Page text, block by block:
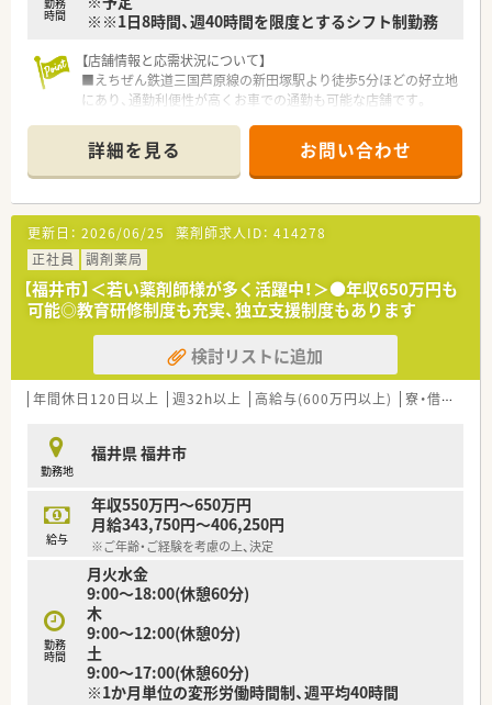
時間
※※1日8時間、週40時間を限度とするシフト制勤務
【店舗情報と応需状況について】
■えちぜん鉄道三国芦原線の新田塚駅より徒歩5分ほどの好立地
にあり、通勤利便性が高くお車での通勤も可能な店舗です。
目を応需しており、1日あたりの処方箋は150枚から200枚程度
です。
■薬剤師は5名から6名、事務員も数名が在籍する厚い人員体制
を整えており、協力し合いながら在宅業務にも取り組んでおりま
す。
【募集背景と求める人物像について】
■新規開局に伴う体制強化のための増員募集となっており、新し
い環境で心機一転スタートしたい方を急募しております。
■周囲と円滑に連携が取れる協調性のある方を求めており、30
代までの方であれば調剤未経験からの挑戦も積極的に歓迎しま
■地域医療に貢献したいという意欲をお持ちであれば、経験の浅
い方やブランクがある方もまずは相談ください。
■福井県内に12店舗を展開する県内最大級の地場チェーンであ
群です。
■「安らぎのある空間づくり」をテーマに店舗設計を行ってお
り、最新設備への投資を惜しまず薬剤師の働きやすさを追求して
います。
■高度薬学管理機能やICT活用に注力しており、福井県下で腰を
据えて長く働きたい薬剤師の方に最適なキャリアを提供してい
ます。
【勤務実態について】
■残業時間は月平均で10時間前後と比較的少なく、17時30分ま
での開局時間のため、お仕事後の時間も充実させることが可能で
詳細を見る お問い合わせ
更新日： 2026/06/25 薬剤師求人ID： 414278
正社員
調剤薬局
【福井市】＜若い薬剤師様が多く活躍中！＞●年収650万円も
可能◎教育研修制度も充実、独立支援制度もあります
検討リストに追加
年間休日120日以上 週32h以上 高給与(600万円以上) 寮・借上社宅あり
勤務地
福井県 福井市
給与
年収550万円～650万円
月給343,750円～406,250円
※ご年齢・ご経験を考慮の上、決定
勤務
時間
月火水金
9:00～18:00(休憩60分)
木
9:00～12:00(休憩0分)
土
9:00～17:00(休憩60分)
※1か月単位の変形労働時間制、週平均40時間